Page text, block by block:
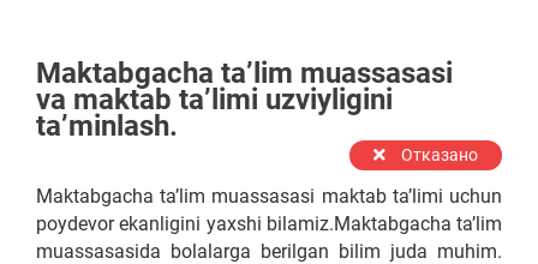
Maktabgacha ta’lim muassasasi
va maktab ta’limi uzviyligini
ta’minlash.
Отказано
Maktabgacha ta’lim muassasasi maktab ta’limi uchun
poydevor ekanligini yaxshi bilamiz.Maktabgacha ta’lim
muassasasida bolalarga berilgan bilim juda muhim.